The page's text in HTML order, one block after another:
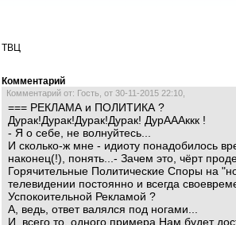
ТВЦ
Комментарий
Комментарий от: Гость, от 30-11-2015 22:10,
=== РЕКЛАМА и ПОЛИТИКА ?
Дурак!Дурак!Дурак!Дурак! ДурАААккк !
- Я о себе, не волнуйтесь...
И сколько-ж мне - идиоту понадобилось
наконец(!), понять...- Зачем это, чёрт
Горячительные Политические Споры на
телевидении постоянно и всегда
Успокоительной Рекламой ?
А, ведь, ответ валялся под ногами...
И, всего то, одного примера Нам будет